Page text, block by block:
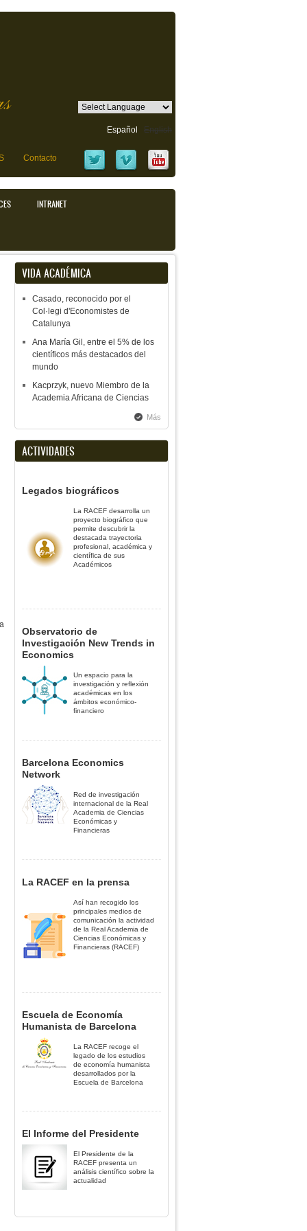
Español English
Contacto
INTRANET
VIDA ACADÉMICA
Casado, reconocido por el
Col·legi d'Economistes de
Catalunya
Ana María Gil, entre el 5% de los
científicos más destacados del
mundo
Kacprzyk, nuevo Miembro de la
Academia Africana de Ciencias
Más
ACTIVIDADES
Legados biográficos
La RACEF desarrolla un
proyecto biográfico que
permite descubrir la
destacada trayectoria
profesional, académica y
científica de sus
Académicos
Observatorio de
Investigación New Trends in
Economics
Un espacio para la
investigación y reflexión
académicas en los
ámbitos económico-
financiero
Barcelona Economics
Network
Red de investigación
internacional de la Real
Academia de Ciencias
Económicas y
Financieras
La RACEF en la prensa
Así han recogido los
principales medios de
comunicación la actividad
de la Real Academia de
Ciencias Económicas y
Financieras (RACEF)
Escuela de Economía
Humanista de Barcelona
La RACEF recoge el
legado de los estudios
de economía humanista
desarrollados por la
Escuela de Barcelona
El Informe del Presidente
El Presidente de la
RACEF presenta un
análisis científico sobre la
actualidad